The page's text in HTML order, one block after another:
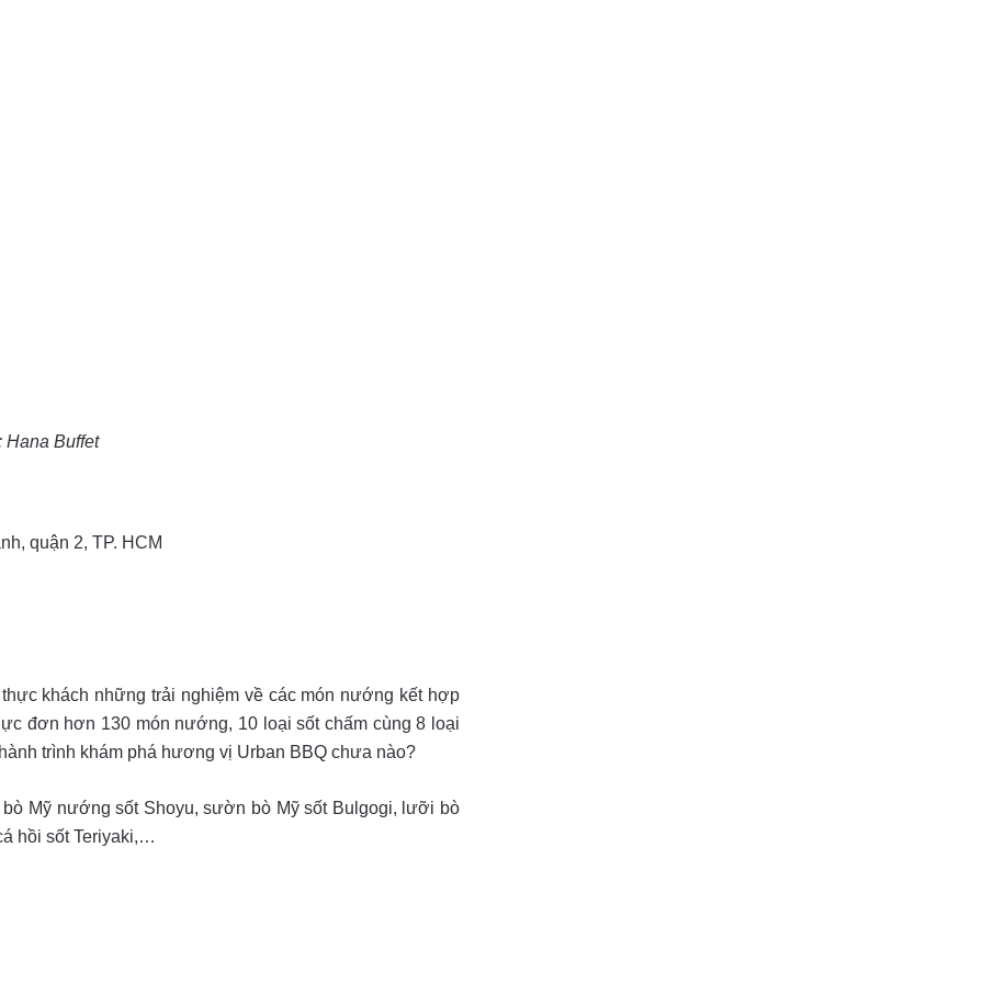
Hana Buffet
quận 2, TP. HCM
khách những trải nghiệm về các món nướng kết hợp
đơn hơn 130 món nướng, 10 loại sốt chấm cùng 8 loại
trình khám phá hương vị Urban BBQ chưa nào?
Mỹ nướng sốt Shoyu, sườn bò Mỹ sốt Bulgogi, lưỡi bò
hồi sốt Teriyaki,…